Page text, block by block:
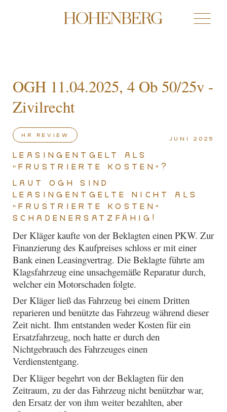
OGH 11.04.2025, 4 Ob 50/25v -
Zivilrecht
HR review
Juni 2025
Leasingentgelt als
“frustrierte Kosten”?
Laut OGH sind
Leasingentgelte nicht als
“frustrierte Kosten”
schadenersatzfähig!
Der Kläger kaufte von der Beklagten einen PKW. Zur
Finanzierung des Kaufpreises schloss er mit einer
Bank einen Leasingvertrag. Die Beklagte führte am
Klagsfahrzeug eine unsachgemäße Reparatur durch,
welcher ein Motorschaden folgte.
Der Kläger ließ das Fahrzeug bei einem Dritten
reparieren und benützte das Fahrzeug während dieser
Zeit nicht. Ihm entstanden weder Kosten für ein
Ersatzfahrzeug, noch hatte er durch den
Nichtgebrauch des Fahrzeuges einen
Verdienstentgang.
Der Kläger begehrt von der Beklagten für den
Zeitraum, zu der das Fahrzeug nicht benützbar war,
den Ersatz der von ihm weiter bezahlten, aber